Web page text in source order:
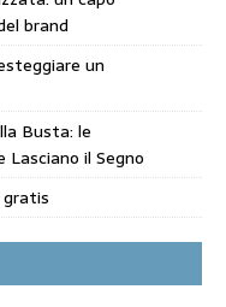
brand
un
Busta: le
Lasciano il Segno